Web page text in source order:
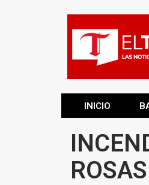
INICIO